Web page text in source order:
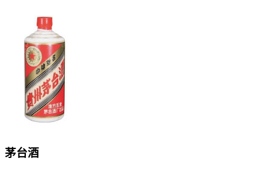
茅台酒